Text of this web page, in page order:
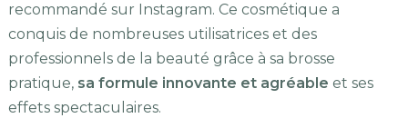
recommandé sur Instagram. Ce cosmétique a
conquis de nombreuses utilisatrices et des
professionnels de la beauté grâce à sa brosse
pratique, sa formule innovante et agréable et ses
effets spectaculaires.